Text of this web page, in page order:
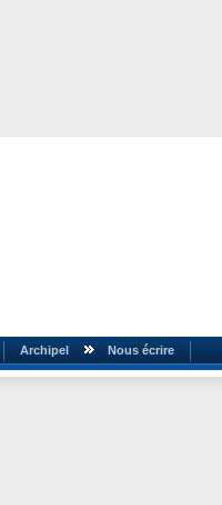
Archipel Nous écrire